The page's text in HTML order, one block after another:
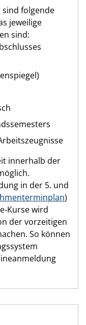
folgende
jeweilige
sind:
innerhalb der
in der 5. und
)
Kurse wird
der vorzeitigen
So können